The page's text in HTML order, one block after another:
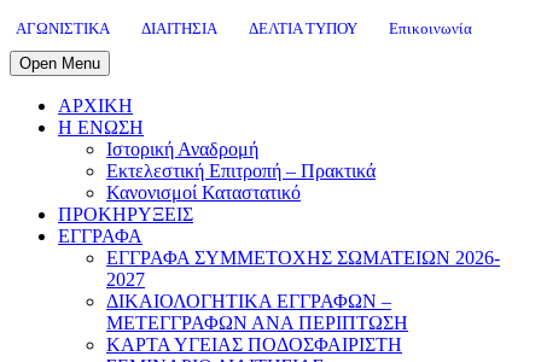
ΑΓΩΝΙΣΤΙΚΑ ΔΙΑΙΤΗΣΙΑ ΔΕΛΤΙΑ ΤΥΠΟΥ
Επικοινωνία
Open Menu
ΑΡΧΙΚΗ
Η ΕΝΩΣΗ
Ιστορική Αναδρομή
Εκτελεστική Επιτροπή – Πρακτικά
Κανονισμοί Καταστατικό
ΠΡΟΚΗΡΥΞΕΙΣ
ΕΓΓΡΑΦΑ
ΕΓΓΡΑΦΑ ΣΥΜΜΕΤΟΧΗΣ ΣΩΜΑΤΕΙΩΝ 2026-
2027
ΔΙΚΑΙΟΛΟΓΗΤΙΚΑ ΕΓΓΡΑΦΩΝ –
ΜΕΤΕΓΓΡΑΦΩΝ ΑΝΑ ΠΕΡΙΠΤΩΣΗ
ΚΑΡΤΑ ΥΓΕΙΑΣ ΠΟΔΟΣΦΑΙΡΙΣΤΗ